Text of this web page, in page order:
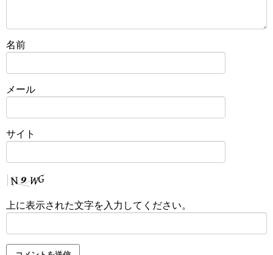
名前
メール
サイト
上に表示された文字を入力してください。